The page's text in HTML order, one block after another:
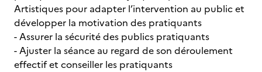
Artistiques pour adapter l’intervention au public et
développer la motivation des pratiquants
- Assurer la sécurité des publics pratiquants
- Ajuster la séance au regard de son déroulement
effectif et conseiller les pratiquants